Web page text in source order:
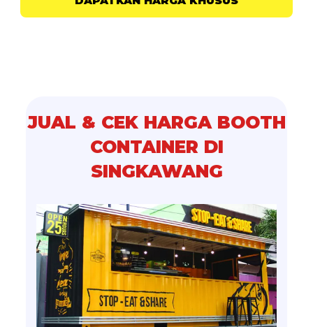
JUAL & CEK HARGA BOOTH
CONTAINER DI
SINGKAWANG